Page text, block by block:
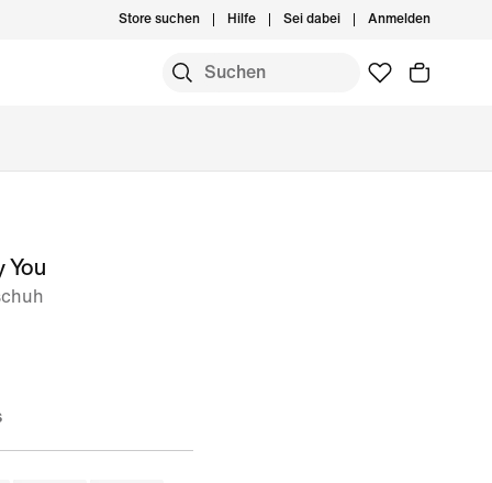
Store suchen Hilfe Sei dabei Anmelden
You